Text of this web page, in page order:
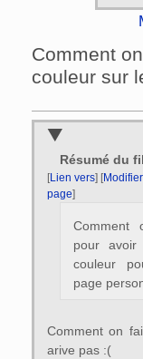
Comment
couleur sur
Résumé du
[Lien vers] [
page]
Comment
pour
couleur
page
Comment on
arive pas :(